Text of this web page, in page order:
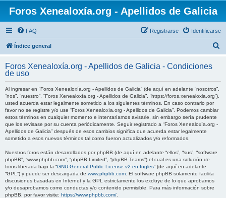
Foros Xenealoxía.org - Apellidos de Galicia
FAQ Identificarse
Registrarse
Índice general
c
Foros Xenealoxía.org - Apellidos de Galicia - Condiciones
de uso
Al ingresar en “Foros Xenealoxía.org - Apellidos de Galicia” (de aquí en adelante “nosotros”,
“nos”, “nuestro”, “Foros Xenealoxía.org - Apellidos de Galicia”, “https://foros.xenealoxia.org”),
usted acuerda estar legalmente sometido a los siguientes términos. En caso contrario por
favor no se registre y/o use “Foros Xenealoxía.org - Apellidos de Galicia”. Podemos cambiar
estos términos en cualquier momento e intentaríamos avisarle, sin embargo sería prudente
que los revisase por su cuenta periódicamente. Seguir registrado a “Foros Xenealoxía.org -
Apellidos de Galicia” después de esos cambios significa que acuerda estar legalmente
sometido a esos nuevos términos tal como fueron actualizados y/o reformados.
Nuestros foros están desarrollados por phpBB (de aquí en adelante “ellos”, “sus”, “software
phpBB”, “www.phpbb.com”, “phpBB Limited”, “phpBB Teams”) el cual es una solución de
foros liberada bajo la “GNU General Public License v2 en Ingles” (de aquí en adelante
“GPL”) y puede ser descargada de www.phpbb.com . El software phpBB solamente facilita
discusiones basadas en Internet y la GPL estrictamente los excluye de lo que aprobamos
y/o desaprobamos como conductas y/o contenido permisible. Para más información sobre
phpBB, por favor visite: https://www.phpbb.com/